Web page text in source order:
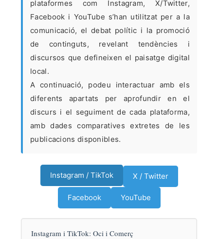
plataformes com Instagram, X/Twitter,
Facebook i YouTube s’han utilitzat per a la
comunicació, el debat polític i la promoció
de continguts, revelant tendències i
discursos que defineixen el paisatge digital
local.
A continuació, podeu interactuar amb els
diferents apartats per aprofundir en el
discurs i el seguiment de cada plataforma,
amb dades comparatives extretes de les
publicacions disponibles.
Instagram / TikTok X / Twitter
Facebook YouTube
Instagram i TikTok: Oci i Comerç